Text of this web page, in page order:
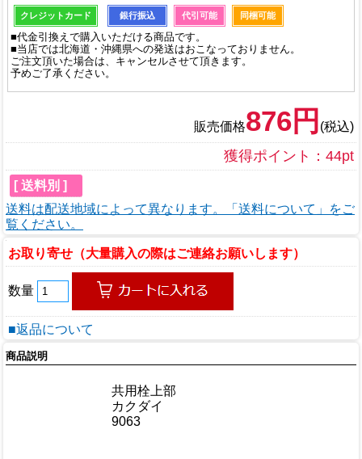
クレジットカード 銀行振込 代引可能 同梱可能
■代金引換えで購入いただける商品です。
■当店では北海道・沖縄県への発送はおこなっておりません。
ご注文頂いた場合は、キャンセルさせて頂きます。
予めご了承ください。
販売価格876円 (税込)
獲得ポイント：44pt
[ 送料別 ]
送料は配送地域によって異なります。「送料について」をご
覧ください。
お取り寄せ（大量購入の際はご連絡お願いします）
数量
■返品について
商品説明
共用栓上部
カクダイ
9063